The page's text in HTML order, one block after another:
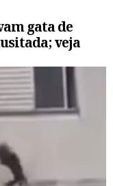
gata de
veja